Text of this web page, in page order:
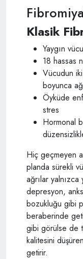
Klasik
Yaygın
18 hassas
Vücudun
boyunca
Öyküde
stres
Hormonal
Hiç geçmeyen
planda sürekli
ağrılar
depresyon,
bozukluğu gibi
beraberinde
gibi görülse de
kalitesini
getirir.